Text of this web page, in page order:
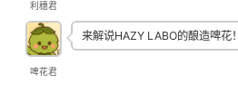
利穗君
啤花君
来解说HAZY LABO的酿造啤花！